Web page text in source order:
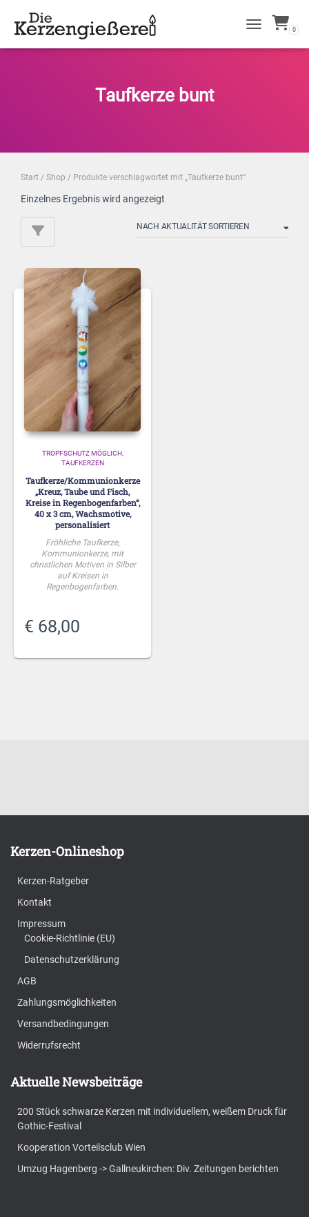
NAVIGATION
0
Taufkerze bunt
Start / Shop / Produkte verschlagwortet mit „Taufkerze bunt“
Einzelnes Ergebnis wird angezeigt
TROPFSCHUTZ MÖGLICH
TAUFKERZEN
Taufkerze/Kommunionkerze
„Kreuz, Taube und Fisch,
Kreise in Regenbogenfarben“,
40 x 3 cm, Wachsmotive,
personalisiert
Fröhliche Taufkerze,
Kommunionkerze, mit
christlichen Motiven in Silber
auf Kreisen in
Regenbogenfarben.
€ 68,00
Kerzen-Onlineshop
Kerzen-Ratgeber
Kontakt
Impressum
Cookie-Richtlinie (EU)
Datenschutzerklärung
AGB
Zahlungsmöglichkeiten
Versandbedingungen
Widerrufsrecht
Aktuelle Newsbeiträge
200 Stück schwarze Kerzen mit individuellem, weißem Druck für
Gothic-Festival
Kooperation Vorteilsclub Wien
Umzug Hagenberg -> Gallneukirchen: Div. Zeitungen berichten